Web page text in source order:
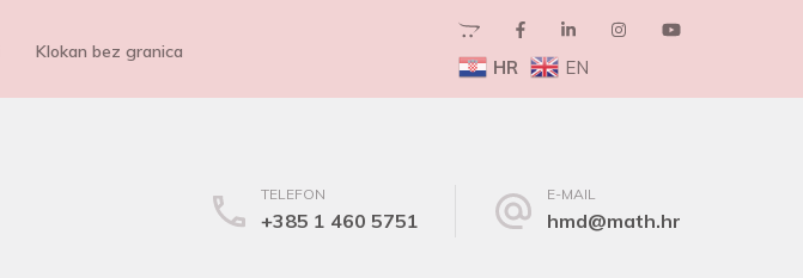
Klokan bez granica
HR EN
TELEFON
+385 1 460 5751
E-MAIL
hmd@math.hr